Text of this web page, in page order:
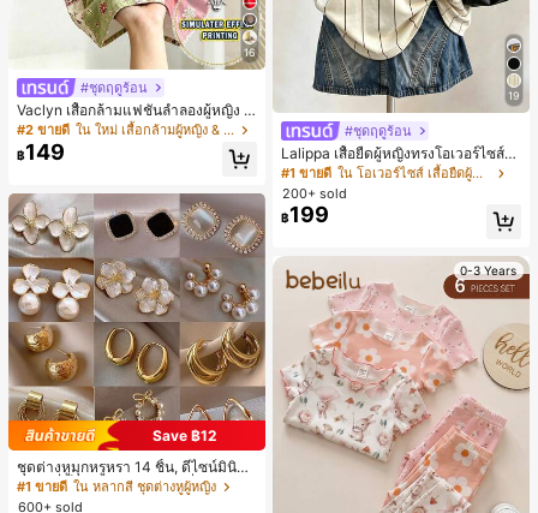
16
#ชุดฤดูร้อน
Vaclyn เสื้อกล้ามแฟชั่นลำลองผู้หญิง ล
ายแพตช์เวิร์ก แขนกุด คอกลม ติดกระดุ
ม
#2 ขายดี ใน ใหม่ เสื้อกล้ามผู้หญิง & Camis
฿149
Save ฿12
ชุดต่างหูมุกหรูหรา 14 ชิ้น, ดีไซน์มินิมอ
ลใหม่ที่เป็นเอกลักษณ์ ต่างหูที่สง่างาม
สำหรับผู้หญิง, ของขวัญสำหรับเธอ
#1 ขายดี ใน หลากสี ชุดต่างหูผู้หญิง
600+ sold
19
#ชุดฤดูร้อน
Lalippa เสื้อยืดผู้หญิงทรงโอเวอร์ไซส์ค
วามยาวกลาง คอกลม ไหล่ตก ลายพิมพ์
ตัวอักษรและลายทางแนวตั้ง สไตล์แฟชั่
นมินิมอล ของขวัญให้เพื่อน
#1 ขายดี
ใน โอเวอร์ไซส์ เสื้อยืดผู้หญิง
200+ sold
฿199
0-3 Years